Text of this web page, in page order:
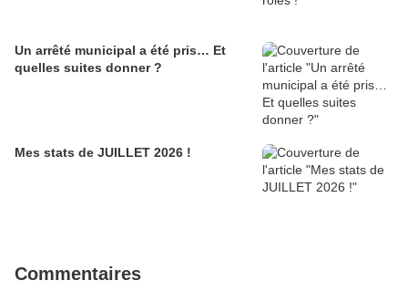
Un arrêté municipal a été pris… Et
quelles suites donner ?
Mes stats de JUILLET 2026 !
Commentaires